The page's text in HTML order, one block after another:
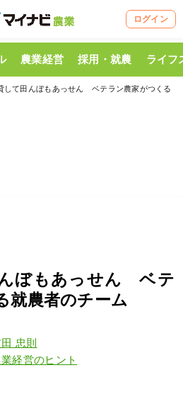
ログイン
農業経営 採用・就農 ライフ
して田んぼもあっせん ベテラン農家がつくる
ぼもあっせん ベテ
就農者のチーム
忠則
業経営のヒント